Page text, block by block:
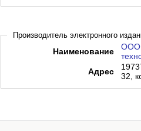
Производитель электронного
Наименование
ООО
Адрес
32,